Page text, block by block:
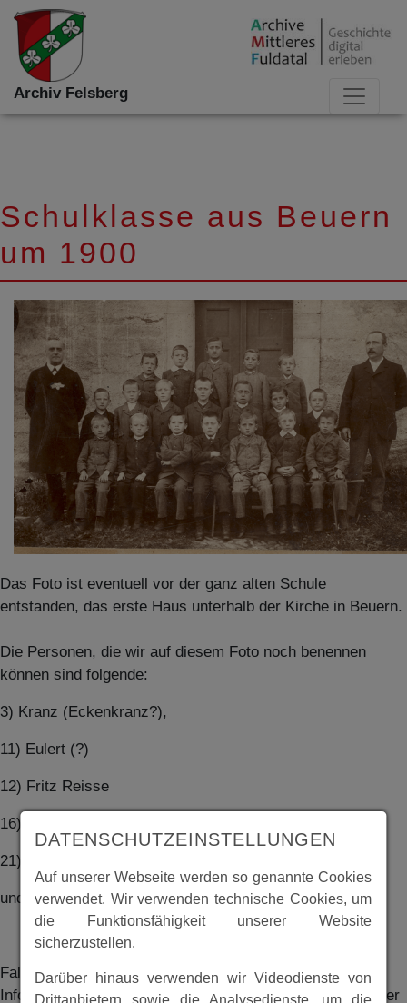
Archiv Felsberg
Schulklasse aus Beuern
um 1900
Das Foto ist eventuell vor der ganz alten Schule
entstanden, das erste Haus unterhalb der Kirche in Beuern.
Die Personen, die wir auf diesem Foto noch benennen
können sind folgende:
3) Kranz (Eckenkranz?),
11) Eulert (?)
12) Fritz Reisse
16) Gipper (?)
21) Kanter
und Lehrer Schadt (?)
Falls Sie weitere Personen erkennen sollten oder weitere
Informationen haben, würden wir uns über einen Anruf oder
DATENSCHUTZEINSTELLUNGEN
Auf unserer Webseite werden so genannte Cookies
verwendet. Wir verwenden technische Cookies, um
die Funktionsfähigkeit unserer Website
sicherzustellen.
Darüber hinaus verwenden wir Videodienste von
Drittanbietern sowie die Analysedienste, um die